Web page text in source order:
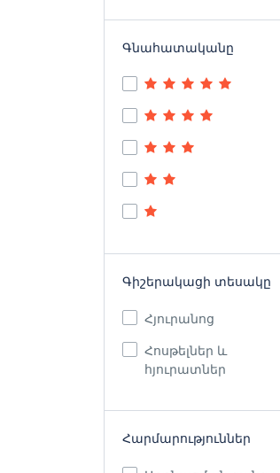
Գնահատականը
Գիշերակացի տեսակը
Հյուրանոց
Հոսթելներ և
հյուրատներ
Հարմարություններ